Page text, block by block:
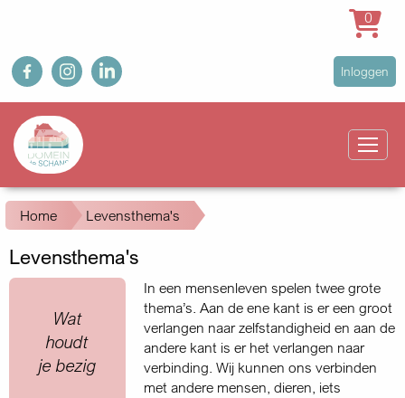
Overslaan
en
naar
inhoud
gaan
fb ig in
User
account
Inloggen
Main
navigation
0
Kruimelpad
Home Levensthema's
Levensthema's
Quote
Wat
houdt
je bezig
In een mensenleven spelen twee grote
thema’s. Aan de ene kant is er een groot
verlangen naar zelfstandigheid en aan de
andere kant is er het verlangen naar
verbinding. Wij kunnen ons verbinden
met andere mensen, dieren, iets